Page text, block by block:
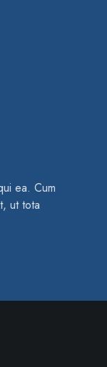
ea. Cum
ut tota